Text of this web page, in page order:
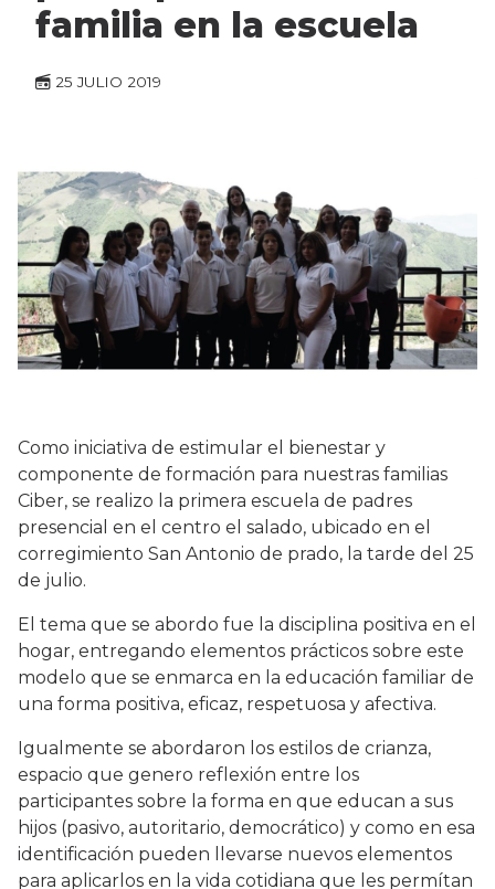
familia en la escuela
25 JULIO 2019
Como iniciativa de estimular el bienestar y
componente de formación para nuestras familias
Ciber, se realizo la primera escuela de padres
presencial en el centro el salado, ubicado en el
corregimiento San Antonio de prado, la tarde del 25
de julio.
El tema que se abordo fue la disciplina positiva en el
hogar, entregando elementos prácticos sobre este
modelo que se enmarca en la educación familiar de
una forma positiva, eficaz, respetuosa y afectiva.
Igualmente se abordaron los estilos de crianza,
espacio que genero reflexión entre los
participantes sobre la forma en que educan a sus
hijos (pasivo, autoritario, democrático) y como en esa
identificación pueden llevarse nuevos elementos
para aplicarlos en la vida cotidiana que les permítan